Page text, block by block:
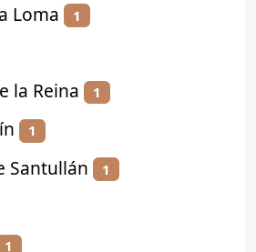
Loma 1
la Reina 1
1
Santullán 1
1